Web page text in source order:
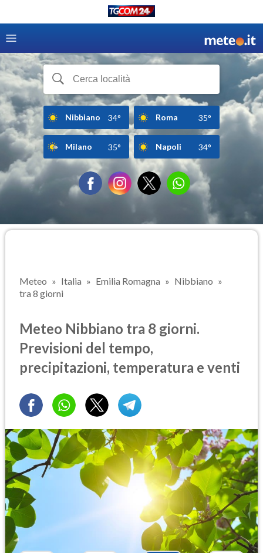
Nibbiano 34° Roma 35°
Milano 35° Napoli 34°
Meteo Italia Emilia Romagna
Nibbiano
tra 8 giorni
Meteo Nibbiano tra 8 giorni.
Previsioni del tempo,
precipitazioni, temperatura e venti